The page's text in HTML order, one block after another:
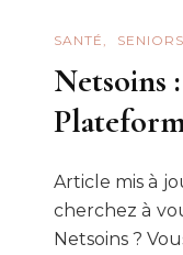
SANTÉ SENIORS
Netsoins
Article mis à
cherchez à
Netsoins ?